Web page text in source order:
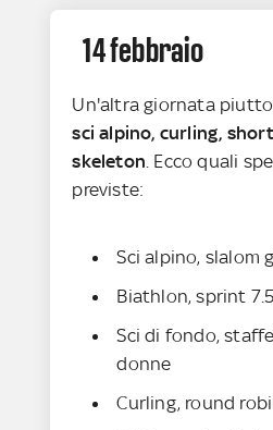
14 febbraio
Un'altra giornata
sci alpino, curling,
skeleton. Ecco quali
previste:
Sci alpino, slalom
Biathlon, sprint
Sci di fondo,
donne
Curling, round